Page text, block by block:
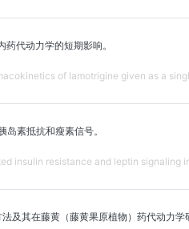
代动力学的短期影响。
of lamotrigine given as a
素抵抗和瘦素信号。
insulin resistance and leptin signaling
其在藤黄（藤黄果原植物）药代动力学